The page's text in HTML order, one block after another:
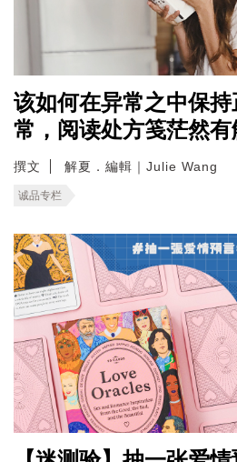
该如何在异常之中保
常，阅读处方笺茫然有
撰文 解夏．編輯｜Julie Wang
诚品专栏